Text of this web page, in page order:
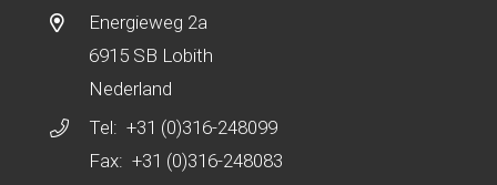
Energieweg 2a
6915 SB Lobith
Nederland
Tel: +31 (0)316-248099
Fax: +31 (0)316-248083